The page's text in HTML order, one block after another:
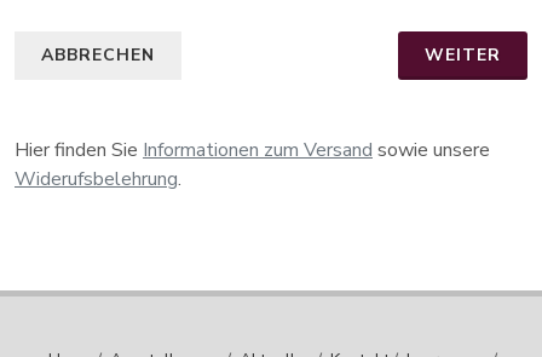
ABBRECHEN WEITER
Hier finden Sie Informationen zum Versand sowie unsere
Widerufsbelehrung.